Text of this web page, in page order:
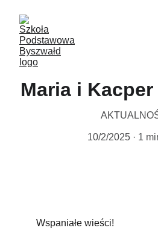
Maria i
10/2/2025 1
Wspaniałe wieści!